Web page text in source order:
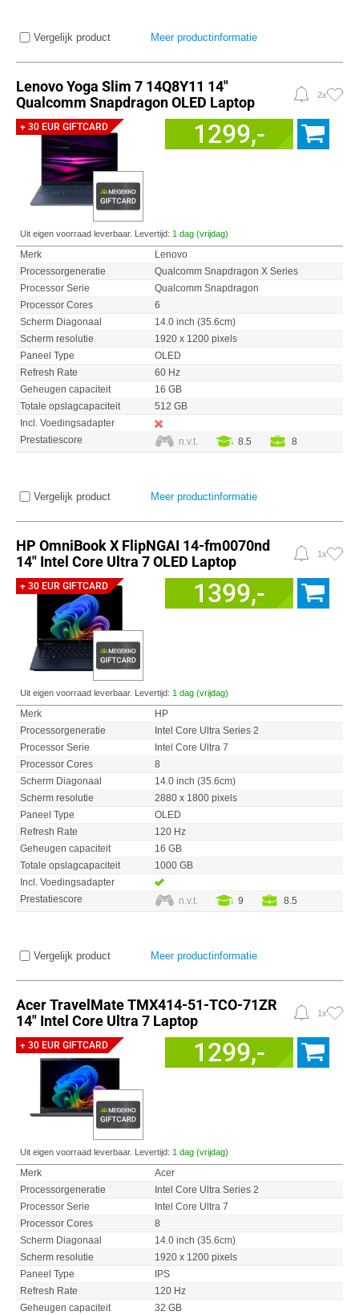
Vergelijk product Meer productinformatie
Lenovo Yoga Slim 7 14Q8Y11 14"
Qualcomm Snapdragon OLED Laptop
2x
+ 30 EUR GIFTCARD 1299,-
Uit eigen voorraad leverbaar. Levertijd: 1 dag (vrijdag)
Merk
Lenovo
Processorgeneratie
Qualcomm Snapdragon X Series
Processor Serie
Qualcomm Snapdragon
Processor Cores
6
Scherm Diagonaal
14.0 inch (35.6cm)
Scherm resolutie
1920 x 1200 pixels
Paneel Type
OLED
Refresh Rate
60 Hz
Geheugen capaciteit
16 GB
Totale opslagcapaciteit
512 GB
Incl. Voedingsadapter
Prestatiescore
n.v.t. 8.5 8
Vergelijk product Meer productinformatie
HP OmniBook X FlipNGAI 14-fm0070nd
14" Intel Core Ultra 7 OLED Laptop
1x
+ 30 EUR GIFTCARD 1399,-
Uit eigen voorraad leverbaar. Levertijd: 1 dag (vrijdag)
Merk
HP
Processorgeneratie
Intel Core Ultra Series 2
Processor Serie
Intel Core Ultra 7
Processor Cores
8
Scherm Diagonaal
14.0 inch (35.6cm)
Scherm resolutie
2880 x 1800 pixels
Paneel Type
OLED
Refresh Rate
120 Hz
Geheugen capaciteit
16 GB
Totale opslagcapaciteit
1000 GB
Incl. Voedingsadapter
Prestatiescore
n.v.t. 9 8.5
Vergelijk product Meer productinformatie
Acer TravelMate TMX414-51-TCO-71ZR
14" Intel Core Ultra 7 Laptop
1x
+ 30 EUR GIFTCARD 1299,-
Uit eigen voorraad leverbaar. Levertijd: 1 dag (vrijdag)
Merk
Acer
Processorgeneratie
Intel Core Ultra Series 2
Processor Serie
Intel Core Ultra 7
Processor Cores
8
Scherm Diagonaal
14.0 inch (35.6cm)
Scherm resolutie
1920 x 1200 pixels
Paneel Type
IPS
Refresh Rate
120 Hz
Geheugen capaciteit
32 GB